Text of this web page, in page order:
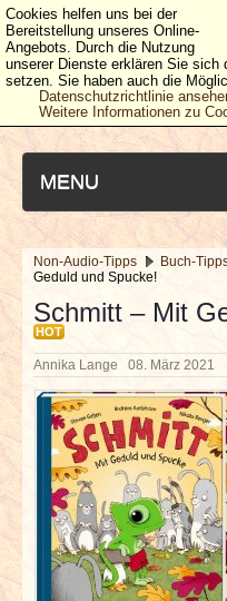
MENU
NEUESTE ARTIKEL
NEWS & DATES
BERICHTE
VERLOSUNGEN
INTERVIEWS
SPECIALS
Non-Audio-Tipps Buch-
Geduld und Spucke!
Schmitt – Mit
HOT
Annika Lange 08. März 2021
Cookies helfen uns bei der
Bereitstellung unseres Online-
Angebots. Durch die Nutzung
unserer Dienste erklären Sie sich
setzen. Sie haben auch die
Datenschutzrichtlinie
Weitere Informationen zu